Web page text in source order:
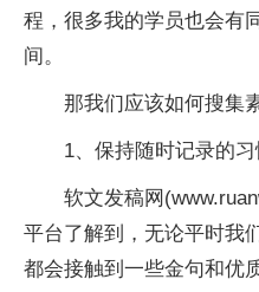
程，很多我的学员也会有
间。
那我们应该如何搜集
1、保持随时记录的
软文发稿网
平台了解到，无论平时我
都会接触到一些金句和优